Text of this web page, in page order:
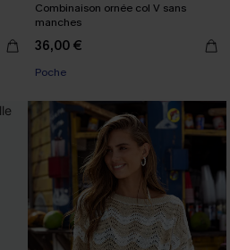
Combinaison ornée col V sans
manches
36,00 €
Poche